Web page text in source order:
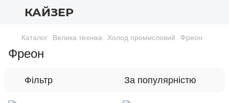
КАЙЗЕР
Каталог Велика техніка Холод промисловий Фреон
Фреон
Фільтр За популярністю